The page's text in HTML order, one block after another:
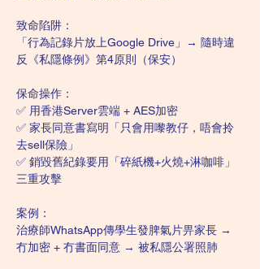
致命陷阱：
「行為記錄片放上Google Drive」→ 隨時違
反《私隱條例》第4原則（保安）
保命操作：
✅ 用香港Server雲端 + AES加密
✅ 家長同意書寫明「只會用嚟教仔，唔會拎
去sell保險」
✅ 銷毀舊紀錄要用「碎紙機+火燒+淋咖啡」
三重攻擊
案例：
治療師WhatsApp傳學生發脾氣片畀家長 →
冇加密 + 冇書面同意 → 被私隱公署照肺